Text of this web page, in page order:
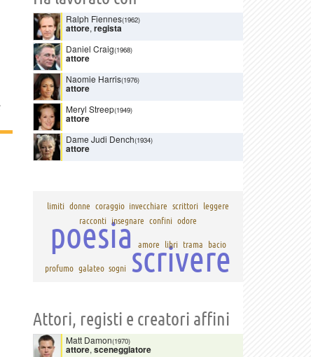
Ralph Fiennes(1962)
attore, regista
Daniel Craig(1968)
attore
Naomie Harris(1976)
attore
Meryl Streep(1949)
attore
Dame Judi Dench(1934)
attore
limiti donne coraggio invecchiare scrittori leggere
racconti insegnare confini odore
poesia amore libri trama bacio
profumo galateo sogni scrivere
Attori, registi e creatori affini
Matt Damon(1970)
attore, sceneggiatore